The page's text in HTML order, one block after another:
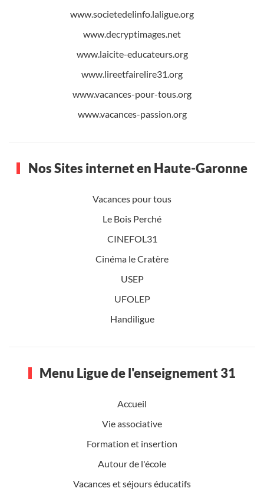
www.societedelinfo.laligue.org
www.decryptimages.net
www.laicite-educateurs.org
www.lireetfairelire31.org
www.vacances-pour-tous.org
www.vacances-passion.org
Nos Sites internet en Haute-Garonne
Vacances pour tous
Le Bois Perché
CINEFOL31
Cinéma le Cratère
USEP
UFOLEP
Handiligue
Menu Ligue de l'enseignement 31
Accueil
Vie associative
Formation et insertion
Autour de l'école
Vacances et séjours éducatifs